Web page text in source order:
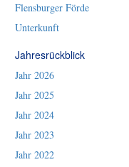
Flensburger Förde
Unterkunft
Jahresrückblick
Jahr 2026
Jahr 2025
Jahr 2024
Jahr 2023
Jahr 2022